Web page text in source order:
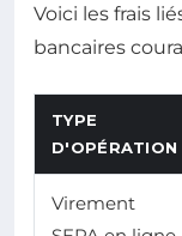
Voici les frais
bancaires
TYPE
D'OPÉRATION
Virement